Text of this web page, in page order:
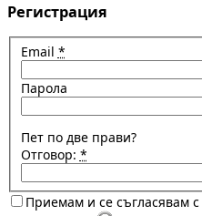
Регистрация
Email *
Парола
Пет по две прави?
Отговор: *
Приемам и се съгласявам с